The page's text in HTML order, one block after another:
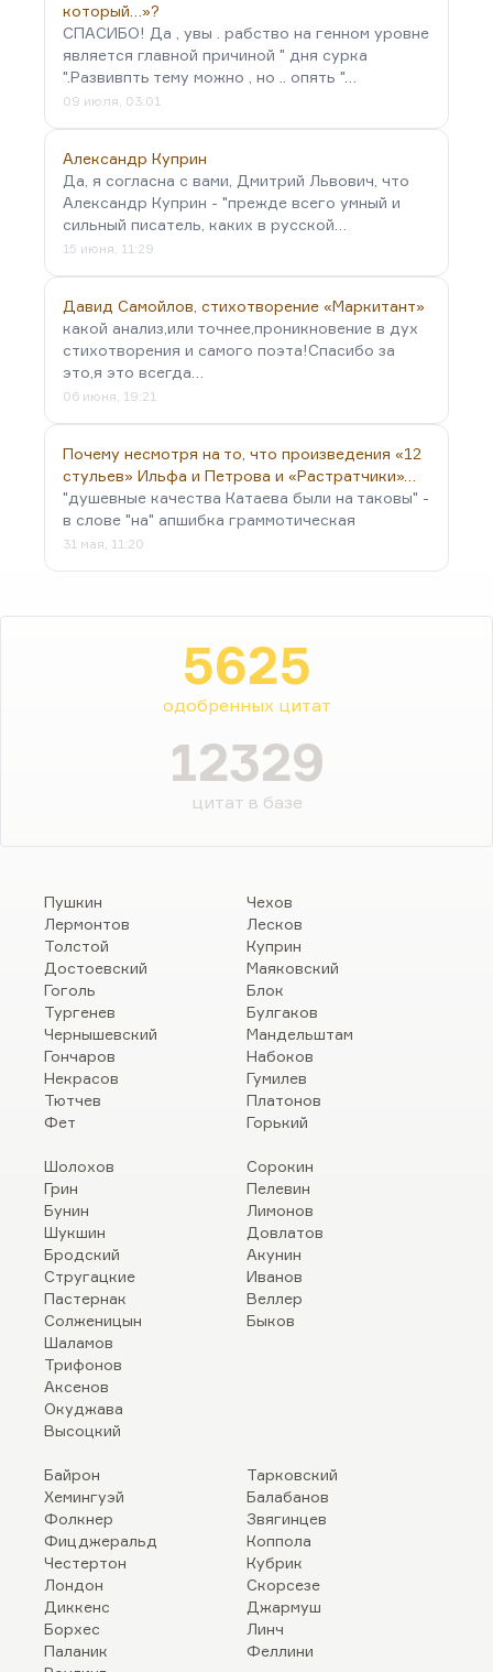
который…»?
СПАСИБО! Да , увы . рабство на генном уровне
является главной причиной " дня сурка
".Развивпть тему можно , но .. опять "…
09 июля, 03:01
Александр Куприн
Да, я согласна с вами, Дмитрий Львович, что
Александр Куприн - "прежде всего умный и
сильный писатель, каких в русской…
15 июня, 11:29
Давид Самойлов, стихотворение «Маркитант»
какой анализ,или точнее,проникновение в дух
стихотворения и самого поэта!Спасибо за
это,я это всегда…
06 июня, 19:21
Почему несмотря на то, что произведения «12
стульев» Ильфа и Петрова и «Растратчики»…
"душевные качества Катаева были на таковы" -
в слове "на" апшибка граммотическая
31 мая, 11:20
5625
одобренных цитат
12329
цитат в базе
Пушкин
Лермонтов
Толстой
Достоевский
Гоголь
Тургенев
Чернышевский
Гончаров
Некрасов
Тютчев
Фет
Чехов
Лесков
Куприн
Маяковский
Блок
Булгаков
Мандельштам
Набоков
Гумилев
Платонов
Горький
Шолохов
Грин
Бунин
Шукшин
Бродский
Стругацкие
Пастернак
Солженицын
Шаламов
Трифонов
Аксенов
Окуджава
Высоцкий
Сорокин
Пелевин
Лимонов
Довлатов
Акунин
Иванов
Веллер
Быков
Байрон
Хемингуэй
Фолкнер
Фицджеральд
Честертон
Лондон
Диккенс
Борхес
Паланик
Тарковский
Балабанов
Звягинцев
Коппола
Кубрик
Скорсезе
Джармуш
Линч
Феллини